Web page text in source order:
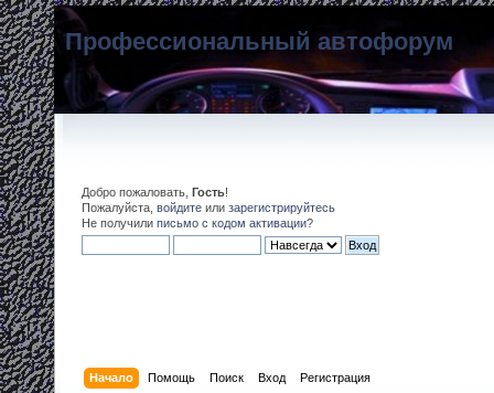
Профессиональный автофорум
Добро пожаловать, Гость!
Пожалуйста, войдите или зарегистрируйтесь
Не получили письмо с кодом активации?
Начало Помощь Поиск Вход Регистрация